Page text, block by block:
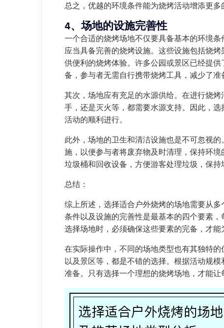
总之，优越的环境条件能为烧烤活动增添更多
4、场地的设施完善性
一个合适的烧烤场地不仅要具备基本的环境
应当具备完善的烧烤设施。这些设施包括烧
供便利的烧烤体验。许多公园或景区已经提
备，参与者无需自行携带烧烤工具，减少了准
其次，场地应有充足的水源供给。在进行烧
手，还是灭火等，都需要水源支持。因此，
活动的顺利进行。
此外，场地的卫生和清洁设施也是不可忽视
施，以便参与者将废弃物及时清理，保持环
垃圾桶和回收设备，方便游客处理垃圾，保持
总结：
综上所述，选择适合户外烧烤的场地需要从
条件以及设施的完善性是最基本的四个要素
选择场地时，必须确保这些要素的完备，才
在实际操作中，不同的场地类型也有其独特
以及景区等，都是不错的选择。根据活动规
准备。只有选择一个理想的烧烤场地，才能让